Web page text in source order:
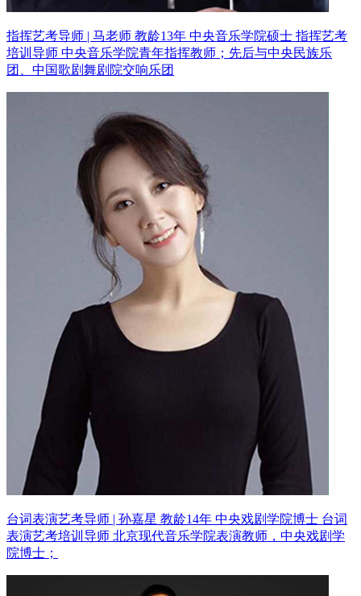
指挥艺考导师 | 马老师 教龄13年 中央音乐学院硕士 指挥艺考
培训导师 中央音乐学院青年指挥教师；先后与中央民族乐
团、中国歌剧舞剧院交响乐团
台词表演艺考导师 | 孙嘉星 教龄14年 中央戏剧学院博士 台词
表演艺考培训导师 北京现代音乐学院表演教师，中央戏剧学
院博士；